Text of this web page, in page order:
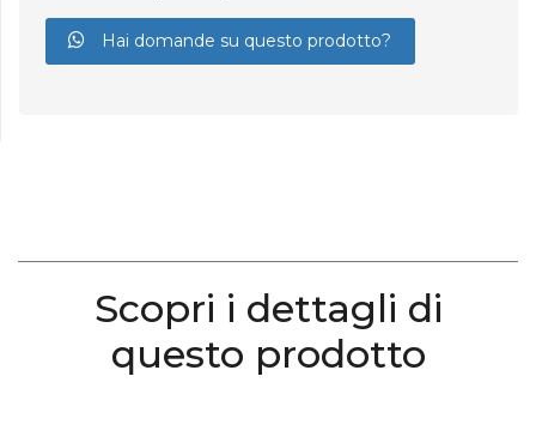
Hai domande su questo prodotto?
Scopri i dettagli di
questo prodotto